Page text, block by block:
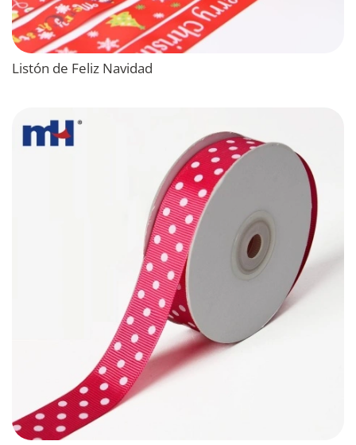
Listón de Feliz Navidad